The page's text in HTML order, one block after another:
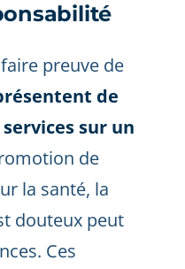
preuve de
de
sur un
de
la santé, la
douteux peut
Ces